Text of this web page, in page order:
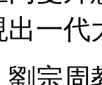
出一代
周